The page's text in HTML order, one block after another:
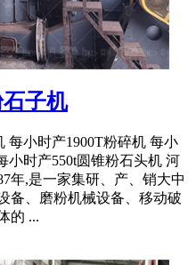
子机
每小时产1900T粉碎机 每小
小时产550t圆锥粉石头机 河
年,是一家集研、产、销大中
备、磨粉机械设备、移动破
的 ...